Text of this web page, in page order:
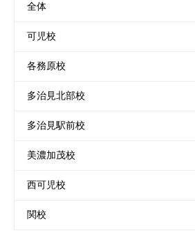
全体
可児校
各務原校
多治見北部校
多治見駅前校
美濃加茂校
西可児校
関校